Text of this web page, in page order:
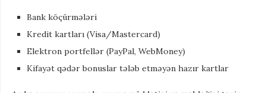
Bank köçürmələri
Kredit kartları (Visa/Mastercard)
Elektron portfellər (PayPal, WebMoney)
Kifayət qədər bonuslar tələb etməyən hazır kartlar